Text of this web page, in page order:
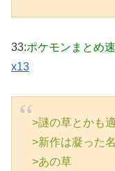
33:ポケモンまとめ
x13
>謎の草とかも
>新作は凝った
>あの草